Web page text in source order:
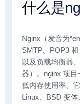
什么是
Nginx（发音为
SMTP、POP3
以及负载均衡器
器）。nginx 项
低内存使用率。
Linux、BSD 变